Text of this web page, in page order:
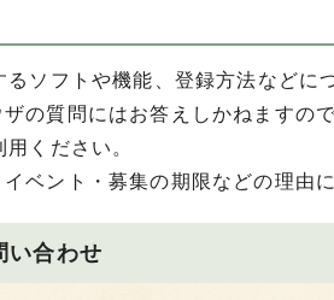
ソフトや機能、登録方法などに
の質問にはお答えしかねますの
ください。
ベント・募集の期限などの理由
い合わせ